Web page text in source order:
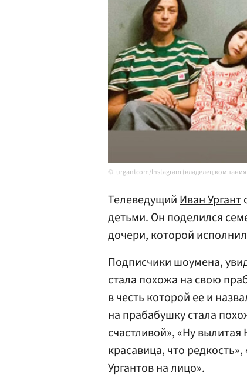
urgantcom/Instagram (владелец
ТелеведущийИван Ургант
детьми. Он поделился
дочери, которой
Подписчики шоумена,
стала похожа на свою
в честь которой ее и
на прабабушку стала
счастливой», «Ну вылитая
красавица, что
Ургантов на лицо».